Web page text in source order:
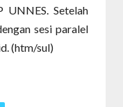
Setelah
sesi paralel
(htm/sul)